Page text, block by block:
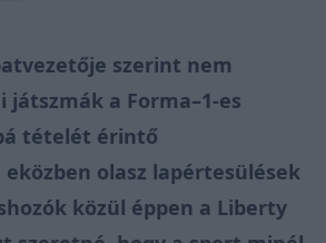
szerint nem
a Forma–1-es
tételét érintő
olasz lapértesülések
közül éppen a Liberty